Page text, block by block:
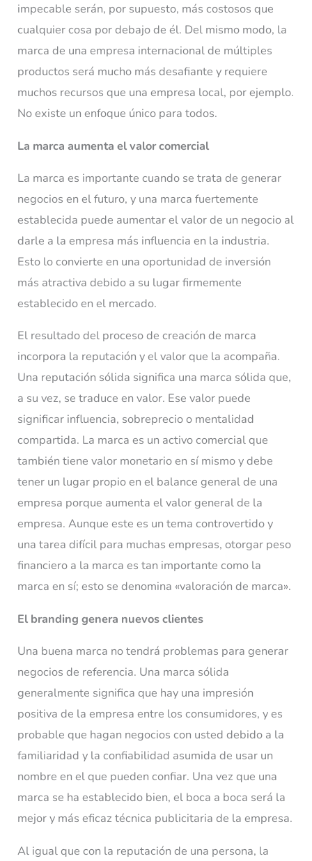
impecable serán, por supuesto, más costosos que
cualquier cosa por debajo de él. Del mismo modo, la
marca de una empresa internacional de múltiples
productos será mucho más desafiante y requiere
muchos recursos que una empresa local, por ejemplo.
No existe un enfoque único para todos.
La marca aumenta el valor comercial
La marca es importante cuando se trata de generar
negocios en el futuro, y una marca fuertemente
establecida puede aumentar el valor de un negocio al
darle a la empresa más influencia en la industria.
Esto lo convierte en una oportunidad de inversión
más atractiva debido a su lugar firmemente
establecido en el mercado.
El resultado del proceso de creación de marca
incorpora la reputación y el valor que la acompaña.
Una reputación sólida significa una marca sólida que,
a su vez, se traduce en valor. Ese valor puede
significar influencia, sobreprecio o mentalidad
compartida. La marca es un activo comercial que
también tiene valor monetario en sí mismo y debe
tener un lugar propio en el balance general de una
empresa porque aumenta el valor general de la
empresa. Aunque este es un tema controvertido y
una tarea difícil para muchas empresas, otorgar peso
financiero a la marca es tan importante como la
marca en sí; esto se denomina «valoración de marca».
El branding genera nuevos clientes
Una buena marca no tendrá problemas para generar
negocios de referencia. Una marca sólida
generalmente significa que hay una impresión
positiva de la empresa entre los consumidores, y es
probable que hagan negocios con usted debido a la
familiaridad y la confiabilidad asumida de usar un
nombre en el que pueden confiar. Una vez que una
marca se ha establecido bien, el boca a boca será la
mejor y más eficaz técnica publicitaria de la empresa.
Al igual que con la reputación de una persona, la